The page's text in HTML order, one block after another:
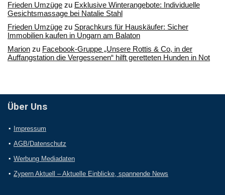
Frieden Umzüge zu Exklusive Winterangebote: Individuelle
Gesichtsmassage bei Natalie Stahl
Frieden Umzüge zu Sprachkurs für Hauskäufer: Sicher
Immobilien kaufen in Ungarn am Balaton
Marion zu Facebook-Gruppe „Unsere Rottis & Co, in der
Auffangstation die Vergessenen“ hilft geretteten Hunden in Not
Über Uns
Impressum
AGB/Datenschutz
Werbung Mediadaten
Zypern Aktuell – Aktuelle Einblicke, spannende News